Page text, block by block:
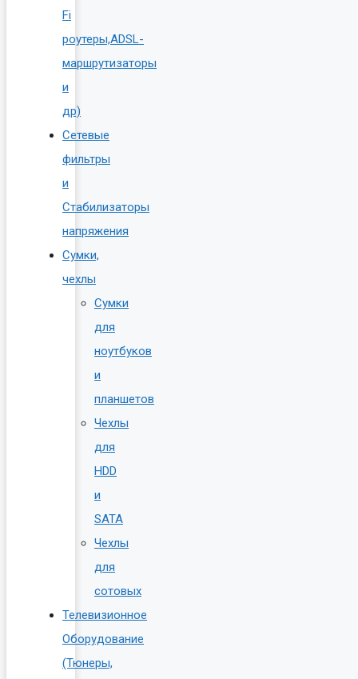
Fi
роутеры,ADSL-
маршрутизаторы
и
др)
Сетевые
фильтры
и
Стабилизаторы
напряжения
Сумки,
чехлы
Сумки
для
ноутбуков
и
планшетов
Чехлы
для
HDD
и
SATA
Чехлы
для
сотовых
Телевизионное
Оборудование
(Тюнеры,